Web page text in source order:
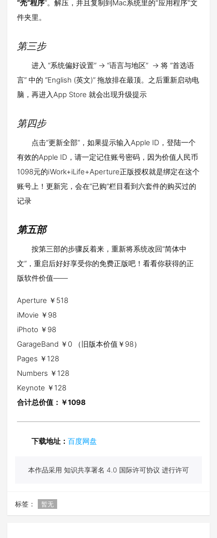
“壳”程序”。解压，并且复制到Mac系统里的"应用程序"文
件夹里。
第三步
进入 “系统偏好设置” -> “语言与地区” -> 将 “首选语
言” 中的 “English (英文)” 拖放排在最顶。之后重新启动电
脑，再进入App Store 就会出现升级提示
第四步
点击“更新全部”，如果提示输入Apple ID，登陆一个
有效的Apple ID，请一定记住账号密码，因为价值人民币
1098元的iWork+iLife+Aperture正版授权就是绑定在这个
账号上！更新完，会在“已购”栏目看到六套件的购买过的
记录
第五部
按第三部的步骤反着来，重新将系统改回“简体中
文”，重启后好好享受你的免费正版吧！看看你获得的正
版软件价值——
Aperture ￥518
iMovie ￥98
iPhoto ￥98
GarageBand ￥0 （旧版本价值￥98）
Pages ￥128
Numbers ￥128
Keynote ￥128
合计总价值：￥1098
下载地址： 百度网盘
本作品采用 知识共享署名 4.0 国际许可协议 进行许可
标签： 暂无